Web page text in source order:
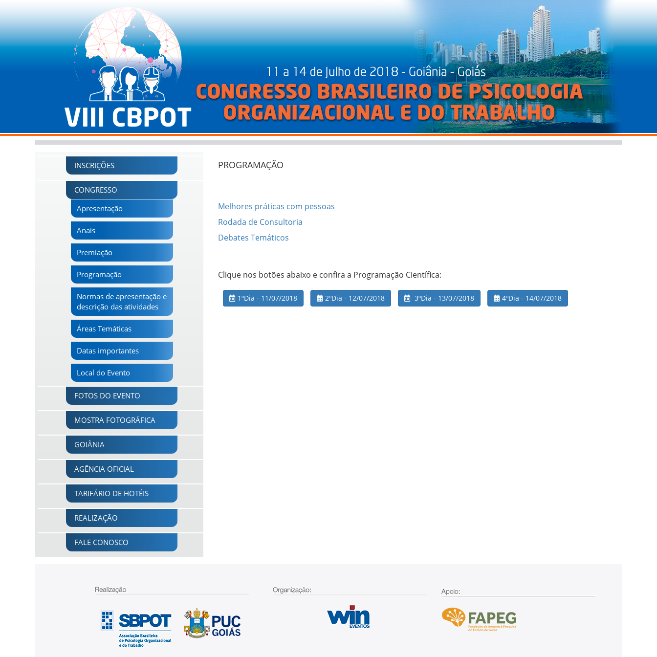
INSCRIÇÕES
CONGRESSO
Apresentação
Anais
Premiação
Programação
Normas de apresentação e
descrição das atividades
Áreas Temáticas
Datas importantes
Local do Evento
FOTOS DO EVENTO
MOSTRA FOTOGRÁFICA
GOIÂNIA
AGÊNCIA OFICIAL
TARIFÁRIO DE HOTÉIS
REALIZAÇÃO
FALE CONOSCO
PROGRAMAÇÃO
Melhores práticas com pessoas
Rodada de Consultoria
Debates Temáticos
Clique nos botões abaixo e confira a Programação Científica:
1ºDia - 11/07/2018 2ºDia - 12/07/2018 3ºDia - 13/07/2018 4ºDia - 14/07/2018